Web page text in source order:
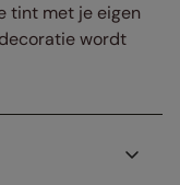
tint met je eigen
wordt